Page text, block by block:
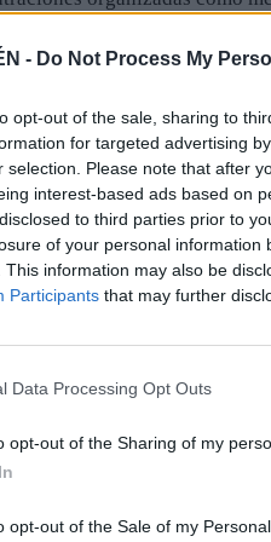
- Do Not Process My
opt-out of the sale, sharing to
for targeted advertising
selection. Please note that after
interest-based ads based on
to third parties prior to
of your personal information
This information may also be
Participants that may further
Data Processing Opt Outs
opt-out of the Sharing of my
opt-out of the Sale of my Personal
se reguló el derecho de
un derecho para todo
en lugares de tránsito
por escrito a la autoridad
promotores de aquellas, con
como máximo”. Y en
Delincuencia Informática y
la Guardia Civil de Jaén
y publicitarlas
del Instituto Armado, sí
cadenas de mensajes
esa línea de teléfono. Una
en otros casos, se ha